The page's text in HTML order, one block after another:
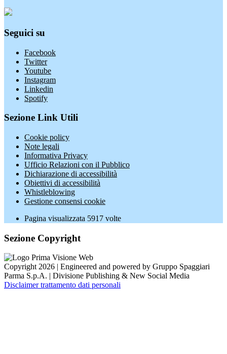
Seguici su
Facebook
Twitter
Youtube
Instagram
Linkedin
Spotify
Sezione Link Utili
Cookie policy
Note legali
Informativa Privacy
Ufficio Relazioni con il Pubblico
Dichiarazione di accessibilità
Obiettivi di accessibilità
Whistleblowing
Gestione consensi cookie
Pagina visualizzata 5917 volte
Sezione Copyright
Copyright 2026 | Engineered and powered by Gruppo Spaggiari
Parma S.p.A. | Divisione Publishing & New Social Media
Disclaimer trattamento dati personali